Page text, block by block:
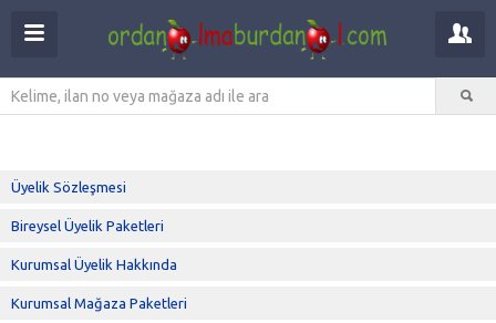
Üyelik Sözleşmesi
Bireysel Üyelik Paketleri
Kurumsal Üyelik Hakkında
Kurumsal Mağaza Paketleri